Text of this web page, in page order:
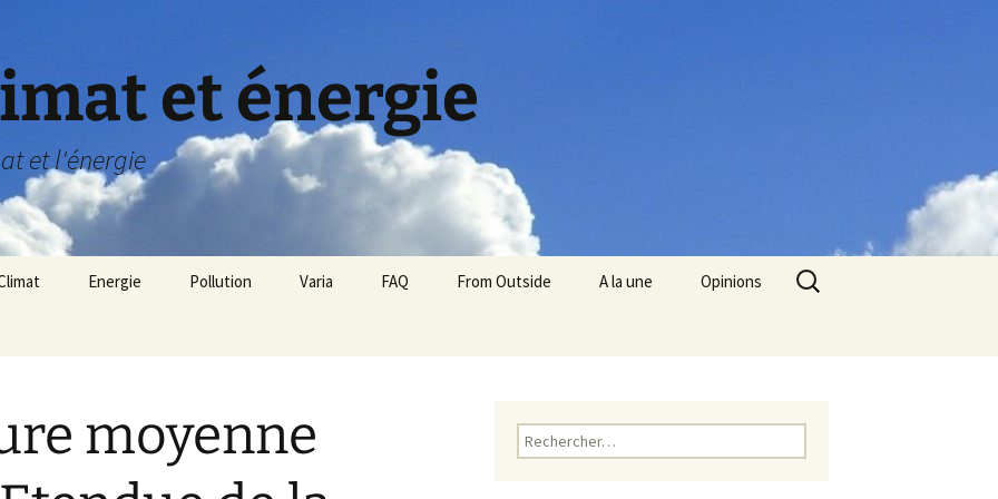
et énergie
et l'énergie
Energie
Hydrocarbures Panique sur les réserves
de pétrole?
Energie renouvelable
Pollution Varia FAQ From Outside A la une Opinions
Rechercher :
moyenne
Rechercher :